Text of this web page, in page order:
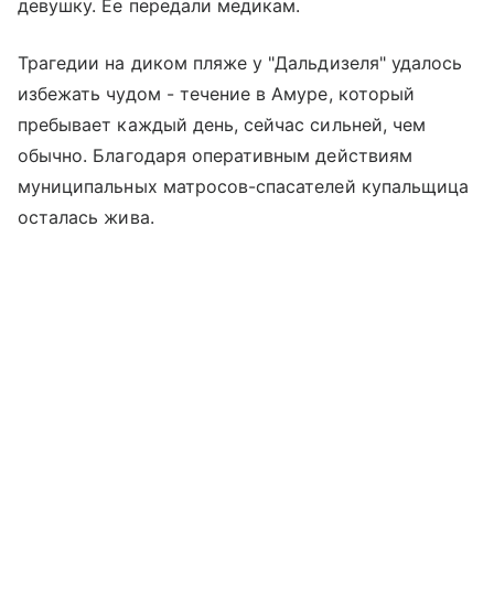
девушку. Ее передали медикам.
Трагедии на диком пляже у "Дальдизеля" удалось
избежать чудом - течение в Амуре, который
пребывает каждый день, сейчас сильней, чем
обычно. Благодаря оперативным действиям
муниципальных матросов-спасателей купальщица
осталась жива.